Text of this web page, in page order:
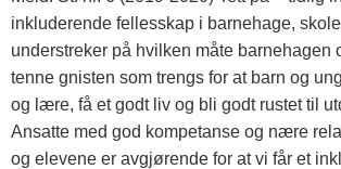
inkluderende fellesskap i barnehage,
understreker på hvilken måte barnehagen
tenne gnisten som trengs for at barn og
og lære, få et godt liv og bli godt rustet til
Ansatte med god kompetanse og nære
og elevene er avgjørende for at vi får et